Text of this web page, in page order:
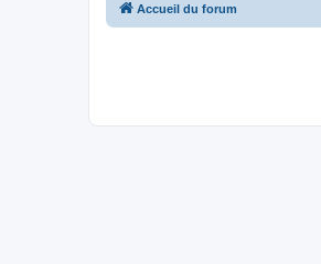
Accueil du forum